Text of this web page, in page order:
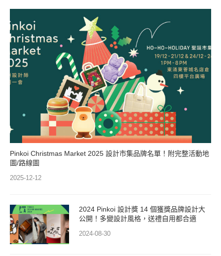
Pinkoi Christmas Market 2025 設計市集品牌名單！附完整活動地
圖/路線圖
2025-12-12
2024 Pinkoi 設計獎 14 個獲獎品牌設計大
公開！多變設計風格，送禮自用都合適
2024-08-30